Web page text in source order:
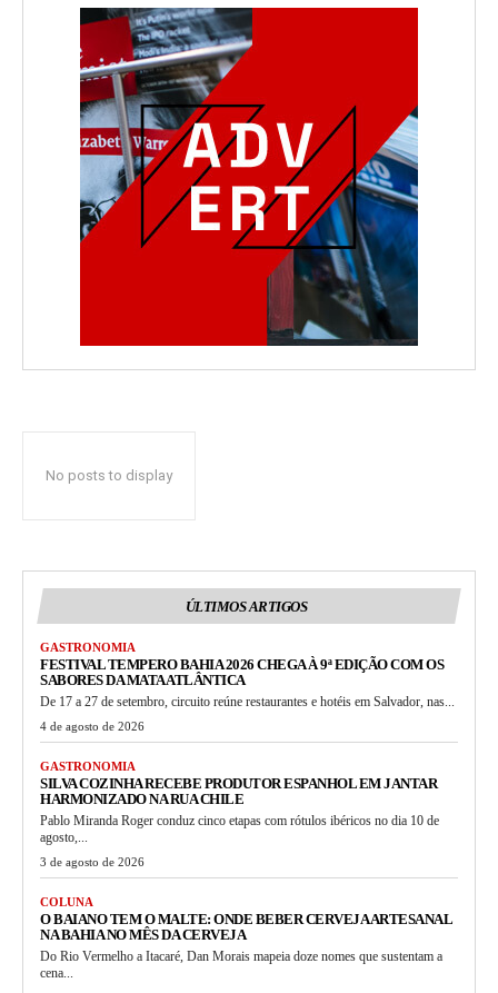
No posts to display
ÚLTIMOS ARTIGOS
GASTRONOMIA
FESTIVAL TEMPERO BAHIA 2026 CHEGA À 9ª EDIÇÃO COM OS
SABORES DA MATA ATLÂNTICA
De 17 a 27 de setembro, circuito reúne restaurantes e hotéis em Salvador, nas...
4 de agosto de 2026
GASTRONOMIA
SILVA COZINHA RECEBE PRODUTOR ESPANHOL EM JANTAR
HARMONIZADO NA RUA CHILE
Pablo Miranda Roger conduz cinco etapas com rótulos ibéricos no dia 10 de
agosto,...
3 de agosto de 2026
COLUNA
O BAIANO TEM O MALTE: ONDE BEBER CERVEJA ARTESANAL
NA BAHIA NO MÊS DA CERVEJA
Do Rio Vermelho a Itacaré, Dan Morais mapeia doze nomes que sustentam a
cena...